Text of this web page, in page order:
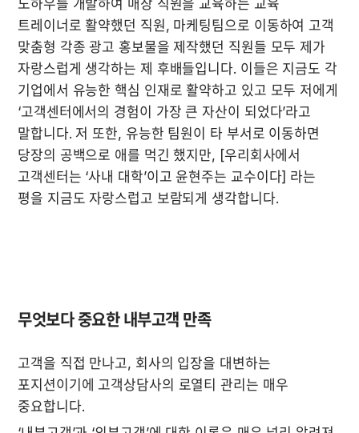
노하우를 개발하여 매장 직원을 교육하는 교육
트레이너로 활약했던 직원, 마케팅팀으로 이동하여 고객
맞춤형 각종 광고 홍보물을 제작했던 직원들 모두 제가
자랑스럽게 생각하는 제 후배들입니다. 이들은 지금도 각
기업에서 유능한 핵심 인재로 활약하고 있고 모두 저에게
‘고객센터에서의 경험이 가장 큰 자산이 되었다’라고
말합니다. 저 또한, 유능한 팀원이 타 부서로 이동하면
당장의 공백으로 애를 먹긴 했지만, [우리회사에서
고객센터는 ‘사내 대학’이고 윤현주는 교수이다] 라는
무엇보다 중요한 내부고객 만족
고객을 직접 만나고, 회사의 입장을 대변하는
포지션이기에 고객상담사의 로열티 관리는 매우
중요합니다.